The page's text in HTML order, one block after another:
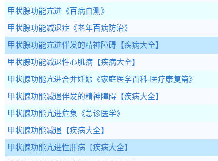
甲状腺功能亢进 《百病自测》
甲状腺功能减退症 《老年百病防治》
甲状腺功能亢进伴发的精神障碍 【疾病大全】
甲状腺功能减退性心肌病 【疾病大全】
甲状腺功能亢进合并妊娠 《家庭医学百科-医疗康复篇》
甲状腺功能减退伴发的精神障碍 【疾病大全】
甲状腺功能亢进危象 《急诊医学》
甲状腺功能减退 【疾病大全】
甲状腺功能亢进性肝病 【疾病大全】